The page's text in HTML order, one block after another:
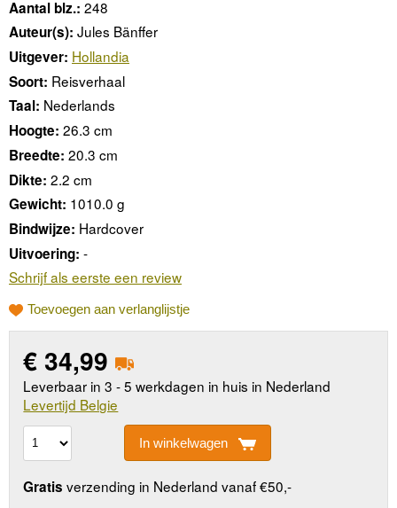
Aantal blz.: 248
Auteur(s): Jules Bänffer
Uitgever: Hollandia
Soort: Reisverhaal
Taal: Nederlands
Hoogte: 26.3 cm
Breedte: 20.3 cm
Dikte: 2.2 cm
Gewicht: 1010.0 g
Bindwijze: Hardcover
Uitvoering: -
Schrijf als eerste een review
Toevoegen aan verlanglijstje
€ 34,99
Leverbaar in 3 - 5 werkdagen in huis in Nederland
Levertijd Belgie
In winkelwagen
Gratis verzending in Nederland vanaf €50,-